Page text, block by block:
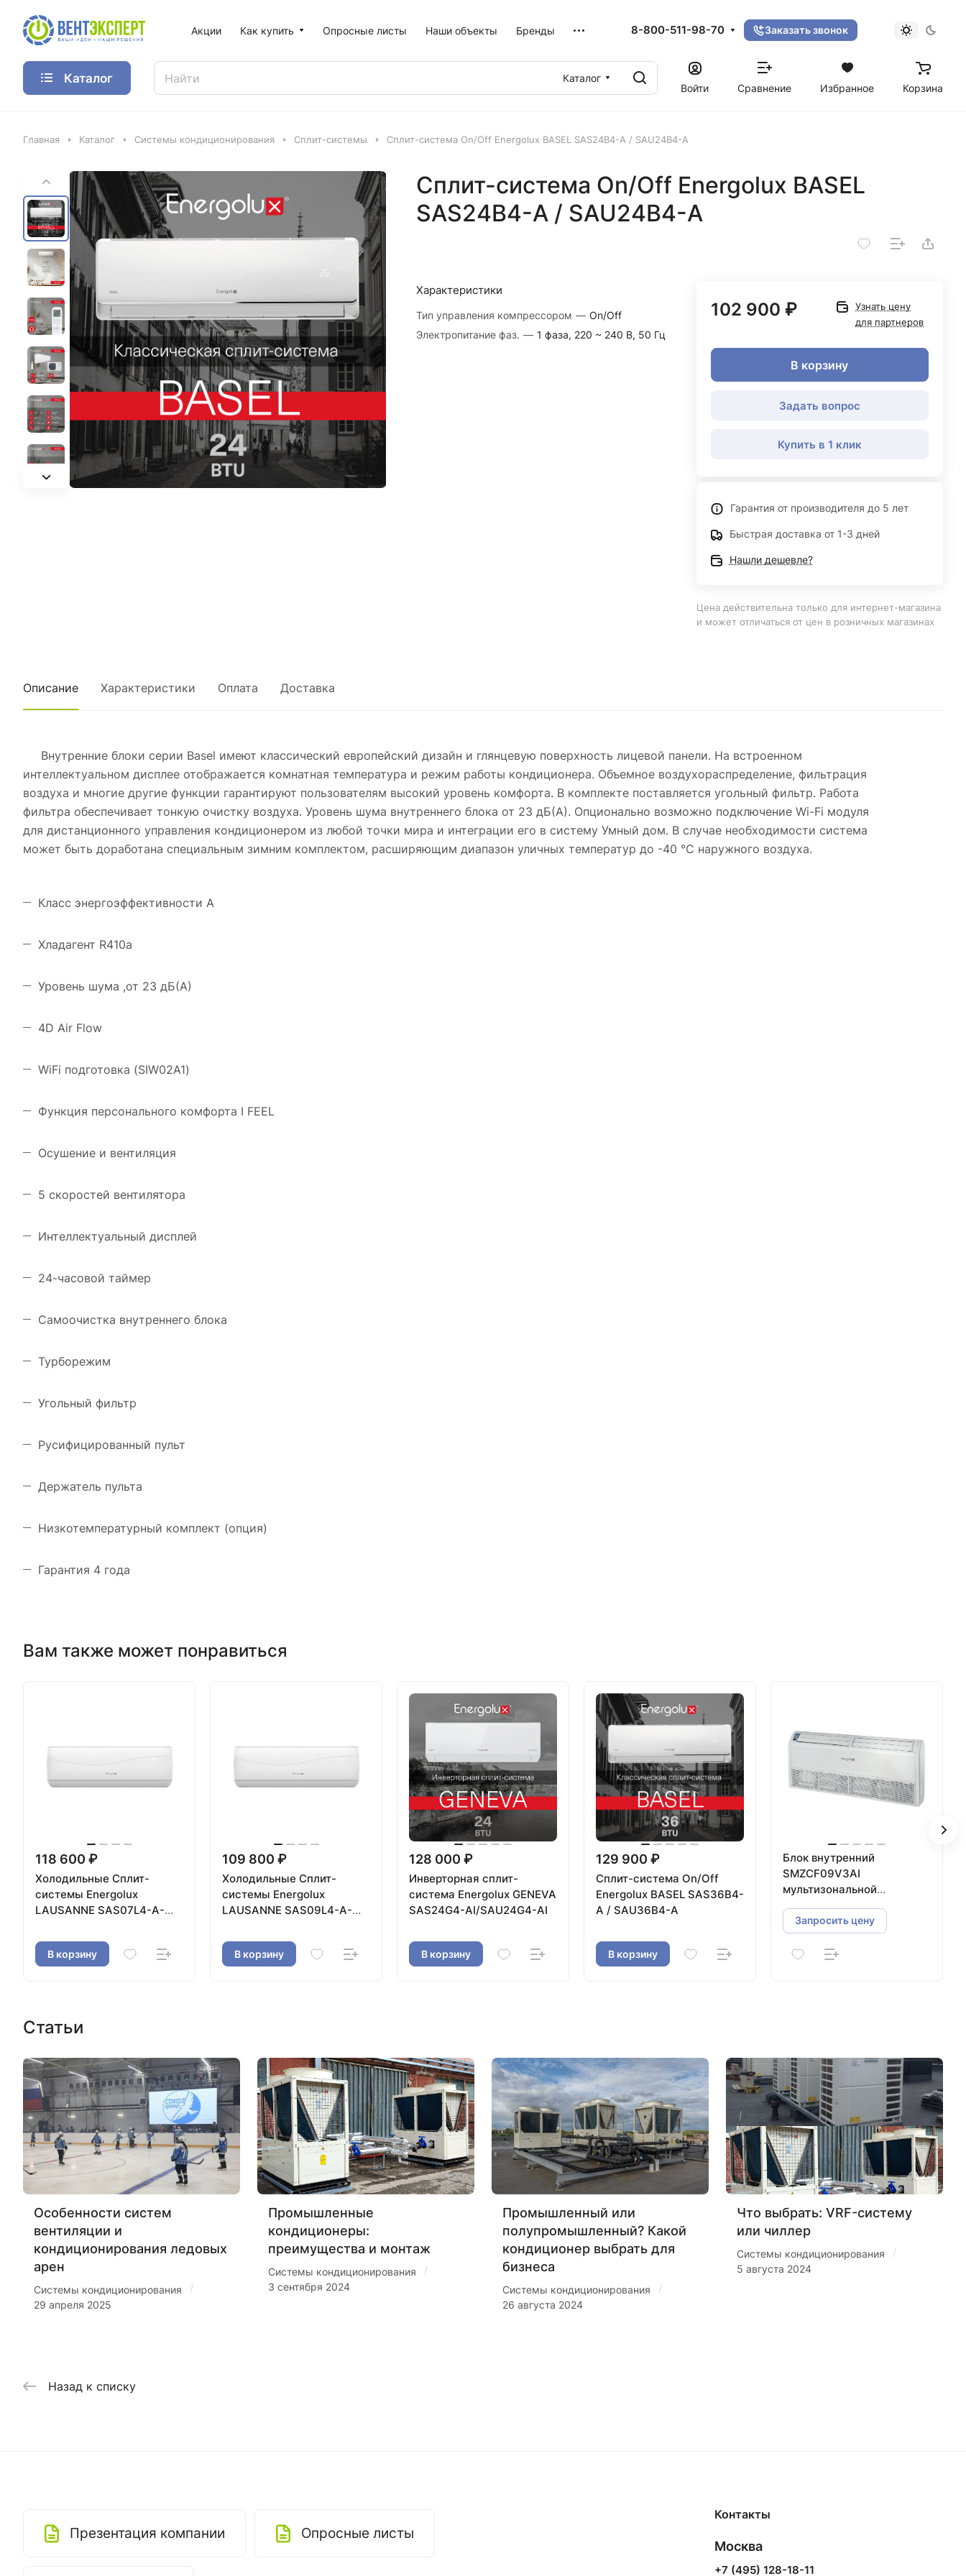
Акции Как купить Опросные листы Наши объекты Бренды 8-800-511-98-70 Заказать звонок
Каталог
Каталог
Войти
Сравнение Избранное Корзина
Главная Каталог Системы кондиционирования Сплит-системы Сплит-система On/Off Energolux BASEL SAS24B4-A / SAU24B4-A
Сплит-система On/Off Energolux BASEL
SAS24B4-A / SAU24B4-A
Характеристики
Тип управления компрессором — On/Off
Электропитание фаз. — 1 фаза, 220 ~ 240 В, 50 Гц
102 900 ₽
Узнать цену
для партнеров
В корзину
Задать вопрос
Купить в 1 клик
Гарантия от производителя до 5 лет
Быстрая доставка от 1-3 дней
Нашли дешевле?
Цена действительна только для интернет-магазина
и может отличаться от цен в розничных магазинах
Описание Характеристики Оплата Доставка
Внутренние блоки серии Basel имеют классический европейский дизайн и глянцевую поверхность лицевой панели. На встроенном
интеллектуальном дисплее отображается комнатная температура и режим работы кондиционера. Объемное воздухораспределение, фильтрация
воздуха и многие другие функции гарантируют пользователям высокий уровень комфорта. В комплекте поставляется угольный фильтр. Работа
фильтра обеспечивает тонкую очистку воздуха. Уровень шума внутреннего блока от 23 дБ(А). Опционально возможно подключение Wi-Fi модуля
для дистанционного управления кондиционером из любой точки мира и интеграции его в систему Умный дом. В случае необходимости система
может быть доработана специальным зимним комплектом, расширяющим диапазон уличных температур до -40 °С наружного воздуха.
Класс энергоэффективности А
Хладагент R410a
Уровень шума ,от 23 дБ(А)
4D Air Flow
WiFi подготовка (SIW02A1)
Функция персонального комфорта I FEEL
Осушение и вентиляция
5 скоростей вентилятора
Интеллектуальный дисплей
24-часовой таймер
Самоочистка внутреннего блока
Турборежим
Угольный фильтр
Русифицированный пульт
Держатель пульта
Низкотемпературный комплект (опция)
Гарантия 4 года
Вам также может понравиться
118 600 ₽
Холодильные Сплит-
системы Energolux
LAUSANNE SAS07L4-A-
В корзину
109 800 ₽
Холодильные Сплит-
системы Energolux
LAUSANNE SAS09L4-A-
В корзину
128 000 ₽
Инверторная сплит-
система Energolux GENEVA
SAS24G4-AI/SAU24G4-AI
В корзину
129 900 ₽
Сплит-система On/Off
Energolux BASEL SAS36B4-
A / SAU36B4-A
В корзину
Блок внутренний
SMZCF09V3AI
мультизональной
системы,напольно-
потолочного
типа,Energolux
Запросить цену
Статьи
Особенности систем
вентиляции и
кондиционирования ледовых
арен
Системы кондиционирования /
29 апреля 2025
Промышленные
кондиционеры:
преимущества и монтаж
Системы кондиционирования /
3 сентября 2024
Промышленный или
полупромышленный? Какой
кондиционер выбрать для
бизнеса
Системы кондиционирования /
26 августа 2024
Что выбрать: VRF-систему
или чиллер
Системы кондиционирования /
5 августа 2024
Назад к списку
Презентация компании Опросные листы
Контакты
Москва
+7 (495) 128-18-11